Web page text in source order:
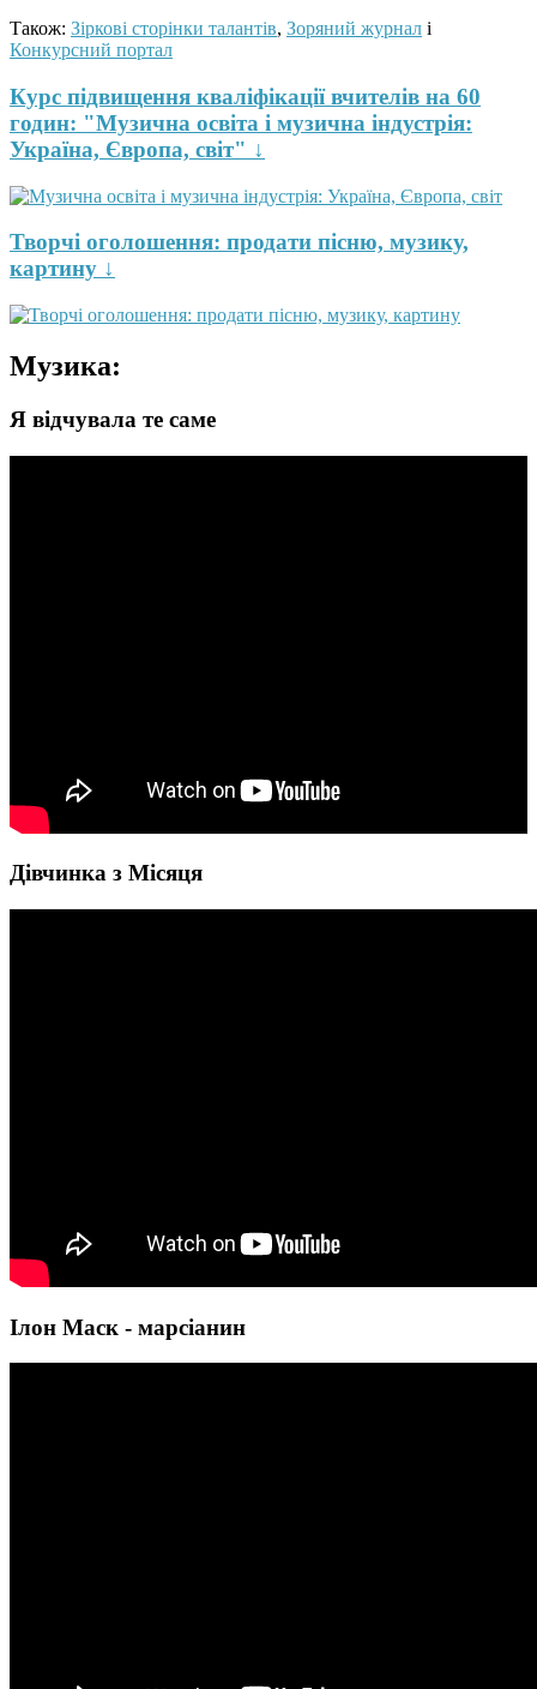
Також: Зіркові сторінки талантів, Зоряний журнал і
Конкурсний портал
Курс підвищення кваліфікації вчителів на 60
годин: "Музична освіта і музична індустрія:
Україна, Європа, світ" ↓
Творчі оголошення: продати пісню, музику,
картину ↓
Музика:
Я відчувала те саме
Дівчинка з Місяця
Ілон Маск - марсіанин